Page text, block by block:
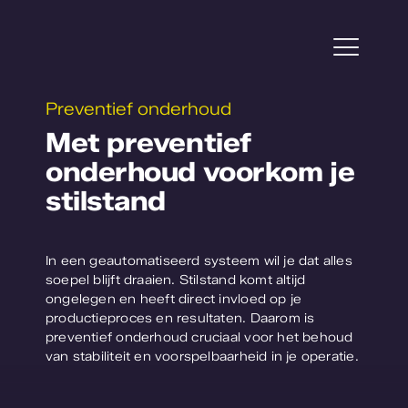
Service
Plantonderzoek
Over WPS
Preventief onderhoud
Met preventief
onderhoud voorkom je
stilstand
In een geautomatiseerd systeem wil je dat alles
soepel blijft draaien. Stilstand komt altijd
ongelegen en heeft direct invloed op je
productieproces en resultaten. Daarom is
preventief onderhoud cruciaal voor het behoud
van stabiliteit en voorspelbaarheid in je operatie.